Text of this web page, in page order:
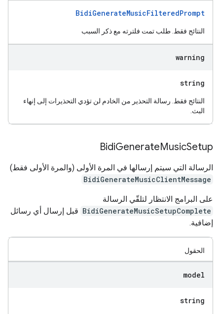
BidiGenerateMusicFilteredPrompt
النتائج فقط. طلب تمت فلترته مع ذكر السبب
warning
string
النتائج فقط. رسالة التحذير من الخادم لن تؤدي التحذيرات إلى إنهاء
البث.
BidiGenerateMusicSetup
الرسالة التي سيتم إرسالها في المرة الأولى (والمرة الأولى فقط)
BidiGenerateMusicClientMessage
على البرامج الانتظار لتلقّي الرسالة
BidiGenerateMusicSetupComplete قبل إرسال أي رسائل
إضافية.
الحقول
model
string